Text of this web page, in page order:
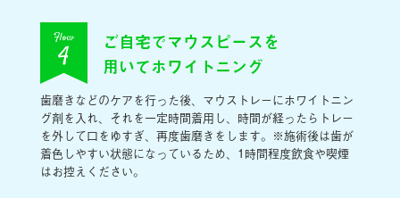
Flow
4
ご自宅でマウスピースを
用いてホワイトニング
歯磨きなどのケアを行った後、マウストレーにホワイトニン
グ剤を入れ、それを一定時間着用し、時間が経ったらトレー
を外して口をゆすぎ、再度歯磨きをします。※施術後は歯が
着色しやすい状態になっているため、1時間程度飲食や喫煙
はお控えください。